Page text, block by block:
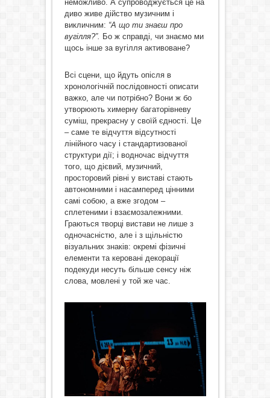
неможливо. А супроводжується це на
диво живе дійство музичним і
викличним: “А що ти знаєш про
вугілля?”. Бо ж справді, чи знаємо ми
щось інше за вугілля активоване?
Всі сцени, що йдуть опісля в
хронологічній послідовності описати
важко, але чи потрібно? Вони ж бо
утворюють химерну багаторівневу
суміш, прекрасну у своїй єдності. Це
– саме те відчуття відсутності
лінійного часу і стандартизованої
структури дії; і водночас відчуття
того, що дієвий, музичний,
просторовий рівні у виставі стають
автономними і насамперед цінними
самі собою, а вже згодом –
сплетеними і взаємозалежними.
Граються творці вистави не лише з
одночасністю, але і з щільністю
візуальних знаків: окремі фізичні
елементи та керовані декорації
подекуди несуть більше сенсу ніж
слова, мовлені у той же час.